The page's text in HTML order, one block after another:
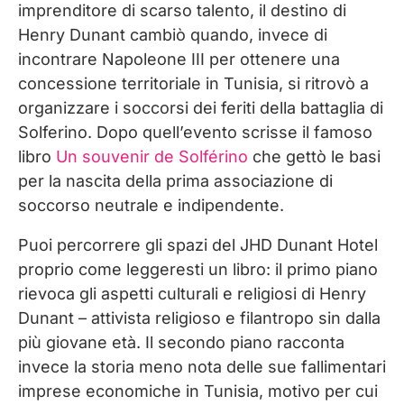
imprenditore di scarso talento, il destino di
Henry Dunant cambiò quando, invece di
incontrare Napoleone III per ottenere una
concessione territoriale in Tunisia, si ritrovò a
organizzare i soccorsi dei feriti della battaglia di
Solferino. Dopo quell’evento scrisse il famoso
libro Un souvenir de Solférino che gettò le basi
per la nascita della prima associazione di
soccorso neutrale e indipendente.
Puoi percorrere gli spazi del JHD Dunant Hotel
proprio come leggeresti un libro: il primo piano
rievoca gli aspetti culturali e religiosi di Henry
Dunant – attivista religioso e filantropo sin dalla
più giovane età. Il secondo piano racconta
invece la storia meno nota delle sue fallimentari
imprese economiche in Tunisia, motivo per cui